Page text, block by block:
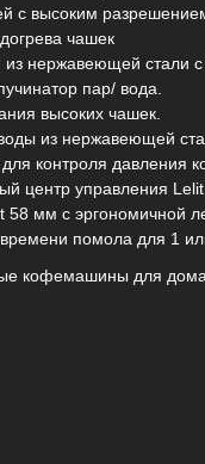
с высоким
чашек
нержавеющей стали с
пар/ вода.
высоких чашек.
из нержавеющей
контроля давления
центр управления Lelit.
мм с эргономичной
времени помола для 1
кофемашины для